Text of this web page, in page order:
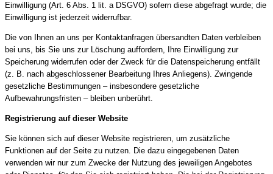
Einwilligung (Art. 6 Abs. 1 lit. a DSGVO) sofern diese abgefragt wurde; die
Einwilligung ist jederzeit widerrufbar.
Die von Ihnen an uns per Kontaktanfragen übersandten Daten verbleiben
bei uns, bis Sie uns zur Löschung auffordern, Ihre Einwilligung zur
Speicherung widerrufen oder der Zweck für die Datenspeicherung entfällt
(z. B. nach abgeschlossener Bearbeitung Ihres Anliegens). Zwingende
gesetzliche Bestimmungen – insbesondere gesetzliche
Aufbewahrungsfristen – bleiben unberührt.
Registrierung auf dieser Website
Sie können sich auf dieser Website registrieren, um zusätzliche
Funktionen auf der Seite zu nutzen. Die dazu eingegebenen Daten
verwenden wir nur zum Zwecke der Nutzung des jeweiligen Angebotes